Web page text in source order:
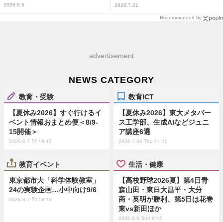
2026.8.5 2026.7.21
Recommended by
advertisement
NEWS CATEGORY
教育・受験
【夏休み2026】すぐ行けるイ
ベント情報おまとめ便＜8/9-
15開催＞
2026.8.7 Fri 19:45
教育ICT
【夏休み2026】東大メタバー
ス工学部、生成AIなどジュニ
ア講座6選
2026.7.30 Thu 11:15
教育イベント
東京都市大「科学体験教室」
24の実験企画…小中向け9/6
2026.8.7 Fri 18:15
生活・健康
【高校野球2026夏】第4日青
森山田・東日大昌平・大分
商・英明が勝利、第5日は花巻
東vs新田ほか
2026.8.9 Sun 9:15